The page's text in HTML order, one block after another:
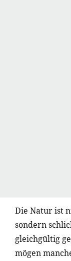
Die Natur ist
sondern
gleichgültig
mögen